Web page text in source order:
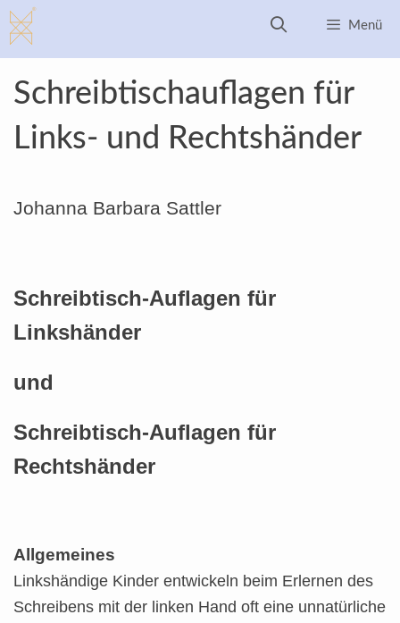
Zum
Inhalt
springen
Menü
Schreibtischauflagen für
Links- und Rechtshänder
Johanna Barbara Sattler
Schreibtisch-Auflagen für
Linkshänder
und
Schreibtisch-Auflagen für
Rechtshänder
Allgemeines
Linkshändige Kinder entwickeln beim Erlernen des
Schreibens mit der linken Hand oft eine unnatürliche